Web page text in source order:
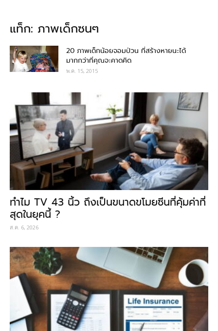
แท็ก: ภาพเด็กซนๆ
20 ภาพเด็กน้อยจอมป่วน ที่สร้างหายนะได้
มากกว่าที่คุณจะคาดคิด
พ.ค. 15, 2015
ทำไม TV 43 นิ้ว ถึงเป็นขนาดขโมยซีนที่คุ้มค่าที่
สุดในยุคนี้ ?
ส.ค. 6, 2026